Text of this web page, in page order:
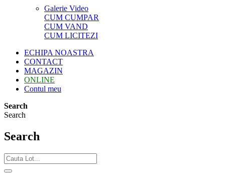
Galerie Video
CUM CUMPAR
CUM VAND
CUM LICITEZI
ECHIPA NOASTRA
CONTACT
MAGAZIN
ONLINE
Contul meu
Search
Search
Search